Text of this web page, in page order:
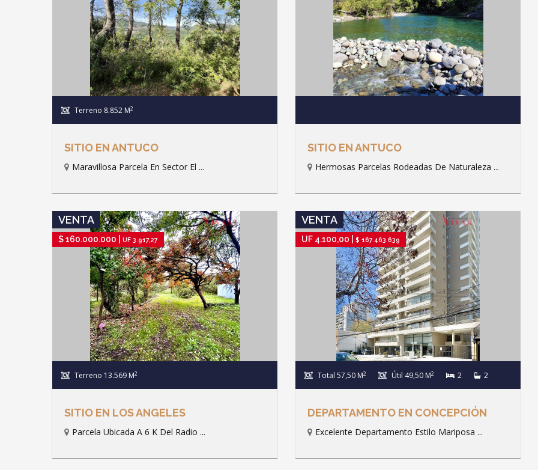
Terreno 8.852 M2
SITIO EN ANTUCO
Maravillosa Parcela En Sector El ...
SITIO EN ANTUCO
Hermosas Parcelas Rodeadas De Naturaleza ...
VENTA
$ 160.000.000 | UF 3.917,27
Terreno 13.569 M2
SITIO EN LOS ANGELES
Parcela Ubicada A 6 K Del Radio ...
VENTA
UF 4.100,00 | $ 167.463.639
Total 57,50 M2 Útil 49,50 M2 2 2
DEPARTAMENTO EN CONCEPCIÓN
Excelente Departamento Estilo Mariposa ...